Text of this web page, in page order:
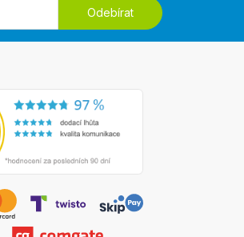
Odebírat